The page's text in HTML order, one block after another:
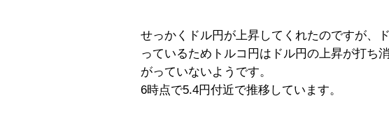
せっかくドル円が上昇してくれたのですが、
っているためトルコ円はドル円の上昇が打ち
がっていないようです。
6時点で5.4円付近で推移しています。